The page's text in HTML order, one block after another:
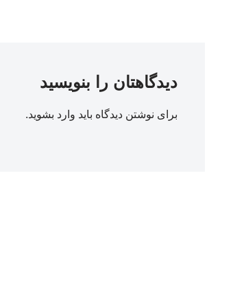
دیدگاهتان را بنویسید
برای نوشتن دیدگاه باید وارد بشوید.